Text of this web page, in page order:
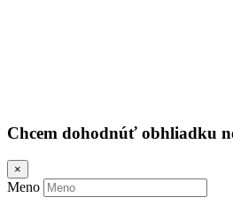
Chcem dohodnúť obhliadku
×
Meno